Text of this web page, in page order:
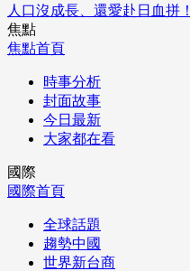
人口沒成長、還愛赴日血拼
焦點
焦點首頁
時事分析
封面故事
今日最新
大家都在看
國際
國際首頁
全球話題
趨勢中國
世界新台商